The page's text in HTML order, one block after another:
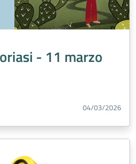
- 11 marzo
04/03/2026